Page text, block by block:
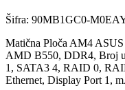
Šifra: 90MB1GC0-
Matična Ploča AM4
AMD B550, DDR4, Broj
1, SATA3 4, RAID 0,
Ethernet, Display Port 1,